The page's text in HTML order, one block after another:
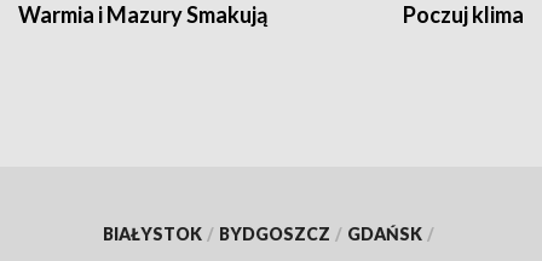
Warmia i Mazury Smakują Poczuj klimat
BIAŁYSTOK / BYDGOSZCZ / GDAŃSK /